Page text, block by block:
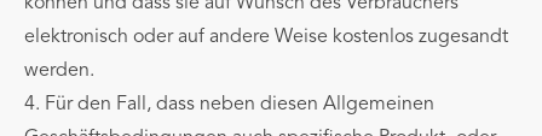
elektronisch oder auf andere Weise kostenlos zugesandt
werden.
4. Für den Fall, dass neben diesen Allgemeinen